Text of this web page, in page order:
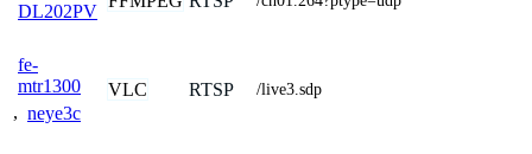
DL202PV
fe-
mtr1300
, neye3c
VLC RTSP /live3.sdp